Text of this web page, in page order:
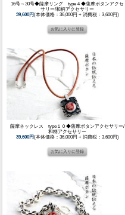
16号～30号◆薩摩リング type４◆薩摩ボタンアクセ
サリー/和柄アクセサリー
39,600円(本体価格：36,000円 + 消費税：3,600円)
薩摩ネックレス type１０◆薩摩ボタンアクセサリー/
和柄アクセサリー
39,600円(本体価格：36,000円 + 消費税：3,600円)